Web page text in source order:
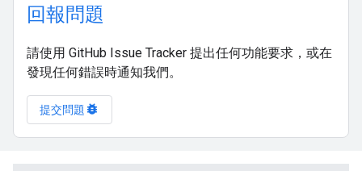
回報問題
請使用 GitHub Issue Tracker 提出任何功能要求，或在
發現任何錯誤時通知我們。
提交問題 bug_report